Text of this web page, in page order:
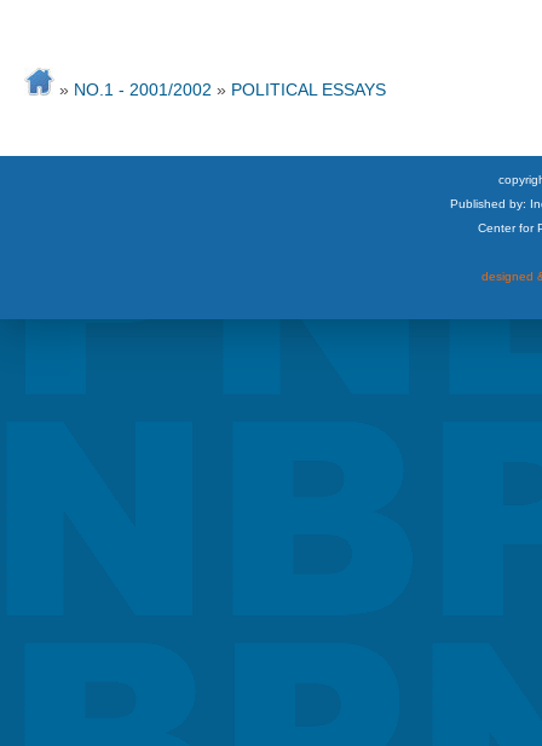
» NO.1 - 2001/2002 » POLITICAL ESSAYS
Published by:
Center for
designed